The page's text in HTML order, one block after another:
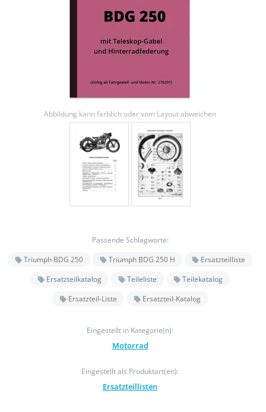
Abbildung kann farblich oder vom Layout abweichen
Passende Schlagworte:
Triumph BDG 250
Triumph BDG 250 H
Ersatzteilliste
Ersatzteilkatalog
Teileliste
Teilekatalog
Ersatzteil-Liste
Ersatzteil-Katalog
Eingestellt in Kategorie(n):
Motorrad
Eingestellt als Produktart(en):
Ersatzteillisten